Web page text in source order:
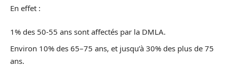
En effet :
1% des 50-55 ans sont affectés par la DMLA.
Environ 10% des 65–75 ans, et jusqu’à 30% des plus de 75
ans.